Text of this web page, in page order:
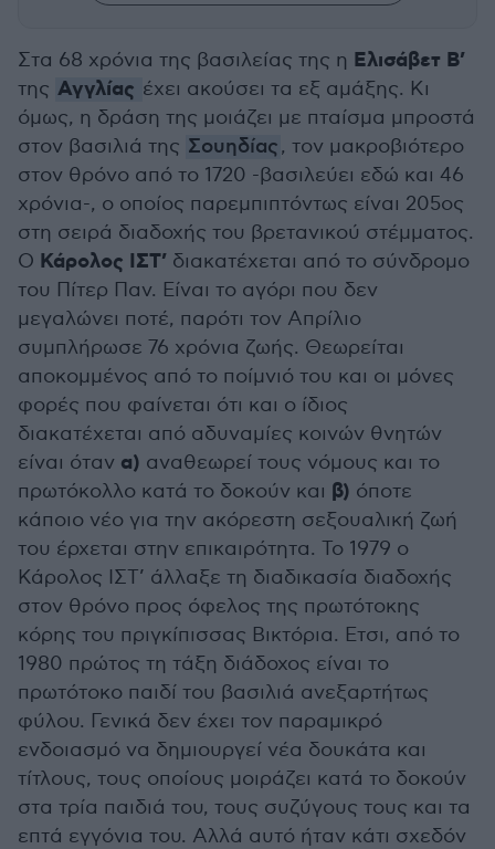
Στα 68 χρόνια της βασιλείας της η Ελισάβετ Β’
της Αγγλίας έχει ακούσει τα εξ αμάξης. Κι
όμως, η δράση της μοιάζει με πταίσμα μπροστά
στον βασιλιά της Σουηδίας, τον μακροβιότερο
στον θρόνο από το 1720 -βασιλεύει εδώ και 46
χρόνια-, ο οποίος παρεμπιπτόντως είναι 205ος
στη σειρά διαδοχής του βρετανικού στέμματος.
Ο Κάρολος ΙΣΤ’ διακατέχεται από το σύνδρομο
του Πίτερ Παν. Είναι το αγόρι που δεν
μεγαλώνει ποτέ, παρότι τον Απρίλιο
συμπλήρωσε 76 χρόνια ζωής. Θεωρείται
αποκομμένος από το ποίμνιό του και οι μόνες
φορές που φαίνεται ότι και ο ίδιος
διακατέχεται από αδυναμίες κοινών θνητών
είναι όταν α) αναθεωρεί τους νόμους και το
πρωτόκολλο κατά το δοκούν και β) όποτε
κάποιο νέο για την ακόρεστη σεξουαλική ζωή
του έρχεται στην επικαιρότητα. Το 1979 ο
Κάρολος ΙΣΤ’ άλλαξε τη διαδικασία διαδοχής
στον θρόνο προς όφελος της πρωτότοκης
κόρης του πριγκίπισσας Βικτόρια. Ετσι, από το
1980 πρώτος τη τάξη διάδοχος είναι το
πρωτότοκο παιδί του βασιλιά ανεξαρτήτως
φύλου. Γενικά δεν έχει τον παραμικρό
ενδοιασμό να δημιουργεί νέα δουκάτα και
τίτλους, τους οποίους μοιράζει κατά το δοκούν
στα τρία παιδιά του, τους συζύγους τους και τα
επτά εγγόνια του. Αλλά αυτό ήταν κάτι σχεδόν